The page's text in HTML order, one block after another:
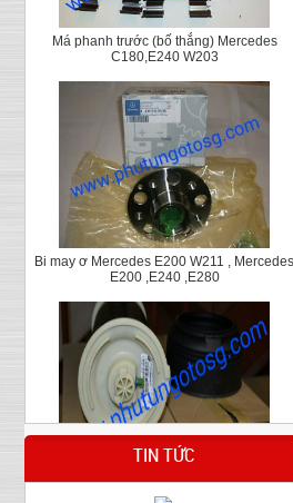
Má phanh trước (bố thắng) Mercedes
C180,E240 W203
Bi may ơ Mercedes E200 W211 , Mercedes
E200 ,E240 ,E280
Bầu hơi giảm xóc sau Bmw X5 E70
TIN TỨC